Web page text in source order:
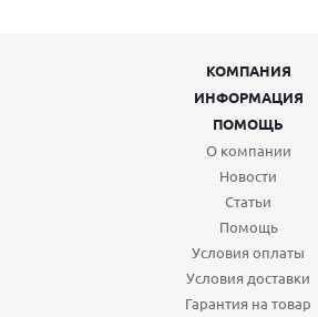
КОМПАНИЯ
ИНФОРМАЦИЯ
ПОМОЩЬ
О компании
Новости
Статьи
Помощь
Условия оплаты
Условия доставки
Гарантия на товар